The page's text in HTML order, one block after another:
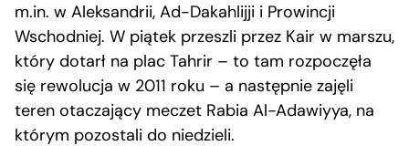
m.in. w Aleksandrii, Ad-Dakahlijji i Prowincji
Wschodniej. W piątek przeszli przez Kair w marszu,
który dotarł na plac Tahrir – to tam rozpoczęła
się rewolucja w 2011 roku – a następnie zajęli
teren otaczający meczet Rabia Al-Adawiyya, na
którym pozostali do niedzieli.